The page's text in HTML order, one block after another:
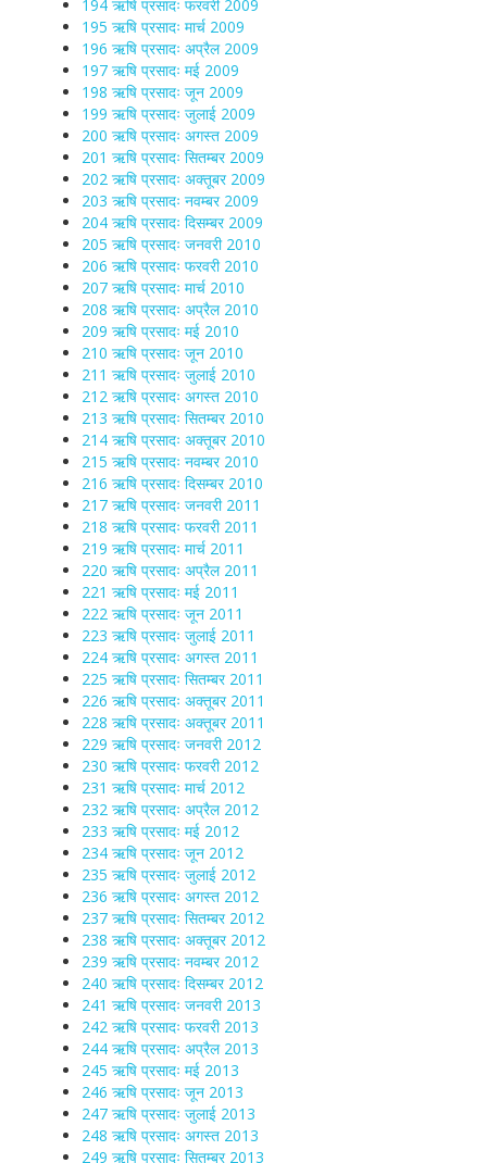
194 ऋषि प्रसादः फरवरी 2009
195 ऋषि प्रसादः मार्च 2009
196 ऋषि प्रसादः अप्रैल 2009
197 ऋषि प्रसादः मई 2009
198 ऋषि प्रसादः जून 2009
199 ऋषि प्रसादः जुलाई 2009
200 ऋषि प्रसादः अगस्त 2009
201 ऋषि प्रसादः सितम्बर 2009
202 ऋषि प्रसादः अक्तूबर 2009
203 ऋषि प्रसादः नवम्बर 2009
204 ऋषि प्रसादः दिसम्बर 2009
205 ऋषि प्रसादः जनवरी 2010
206 ऋषि प्रसादः फरवरी 2010
207 ऋषि प्रसादः मार्च 2010
208 ऋषि प्रसादः अप्रैल 2010
209 ऋषि प्रसादः मई 2010
210 ऋषि प्रसादः जून 2010
211 ऋषि प्रसादः जुलाई 2010
212 ऋषि प्रसादः अगस्त 2010
213 ऋषि प्रसादः सितम्बर 2010
214 ऋषि प्रसादः अक्तूबर 2010
215 ऋषि प्रसादः नवम्बर 2010
216 ऋषि प्रसादः दिसम्बर 2010
217 ऋषि प्रसादः जनवरी 2011
218 ऋषि प्रसादः फरवरी 2011
219 ऋषि प्रसादः मार्च 2011
220 ऋषि प्रसादः अप्रैल 2011
221 ऋषि प्रसादः मई 2011
222 ऋषि प्रसादः जून 2011
223 ऋषि प्रसादः जुलाई 2011
224 ऋषि प्रसादः अगस्त 2011
225 ऋषि प्रसादः सितम्बर 2011
226 ऋषि प्रसादः अक्तूबर 2011
228 ऋषि प्रसादः अक्तूबर 2011
229 ऋषि प्रसादः जनवरी 2012
230 ऋषि प्रसादः फरवरी 2012
231 ऋषि प्रसादः मार्च 2012
232 ऋषि प्रसादः अप्रैल 2012
233 ऋषि प्रसादः मई 2012
234 ऋषि प्रसादः जून 2012
235 ऋषि प्रसादः जुलाई 2012
236 ऋषि प्रसादः अगस्त 2012
237 ऋषि प्रसादः सितम्बर 2012
238 ऋषि प्रसादः अक्तूबर 2012
239 ऋषि प्रसादः नवम्बर 2012
240 ऋषि प्रसादः दिसम्बर 2012
241 ऋषि प्रसादः जनवरी 2013
242 ऋषि प्रसादः फरवरी 2013
244 ऋषि प्रसादः अप्रैल 2013
245 ऋषि प्रसादः मई 2013
246 ऋषि प्रसादः जून 2013
247 ऋषि प्रसादः जुलाई 2013
248 ऋषि प्रसादः अगस्त 2013
249 ऋषि प्रसादः सितम्बर 2013